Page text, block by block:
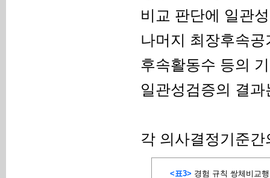
비교 판단에 일관
나머지 최장후속
후속활동수 등의
일관성검증의 결
각 의사결정기준
<표3> 경험 규칙 쌍체비교